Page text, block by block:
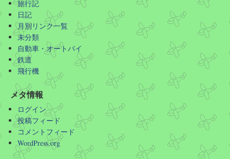
旅行記
日記
月別リンク一覧
未分類
自動車・オートバイ
鉄道
飛行機
メタ情報
ログイン
投稿フィード
コメントフィード
WordPress.org